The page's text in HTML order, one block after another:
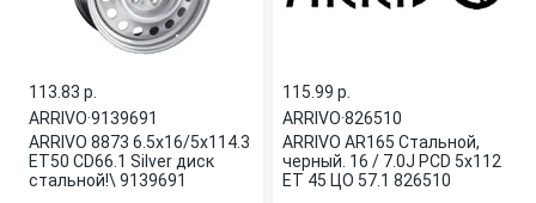
113.83 p.
ARRIVO·9139691
ARRIVO 8873 6.5x16/5x114.3
ET50 CD66.1 Silver диск
стальной!\ 9139691
115.99 p.
ARRIVO·826510
ARRIVO AR165 Стальной,
черный. 16 / 7.0J PCD 5x112
ET 45 ЦО 57.1 826510